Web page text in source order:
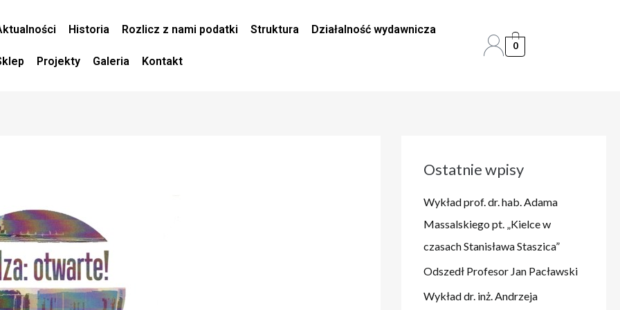
Historia Rozlicz z nami podatki Struktura Działalność wydawnicza
Projekty Galeria Kontakt
0
Ostatnie wpisy
Wykład prof. dr. hab. Adama
Massalskiego pt. „Kielce w
czasach Stanisława Staszica”
Odszedł Profesor Jan Pacławski
Wykład dr. inż. Andrzeja